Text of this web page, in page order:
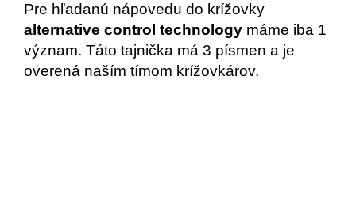
Pre hľadanú nápovedu do krížovky
alternative control technology máme iba 1
význam. Táto tajnička má 3 písmen a je
overená naším tímom krížovkárov.